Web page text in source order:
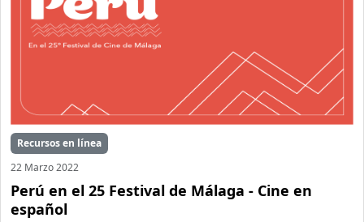
Recursos en línea
22 Marzo 2022
Perú en el 25 Festival de Málaga - Cine en
español